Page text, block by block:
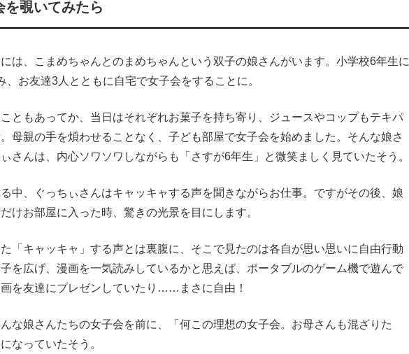
を覗いてみたら
は、こまめちゃんとのまめちゃんという双子の娘さんがいます。小学校6年生に
、お友達3人とともに自宅で女子会をすることに。
ともあってか、当日はそれぞれお菓子を持ち寄り、ジュースやコップもテキパ
母親の手を煩わせることなく、子ども部屋で女子会を始めました。そんな娘さ
さんは、内心ソワソワしながらも「さすが6年生」と微笑ましく見ていたそう。
中、ぐっちぃさんはキャッキャする声を聞きながらお仕事。ですがその後、娘
けお部屋に入った時、驚きの光景を目にします。
「キャッキャ」する声とは裏腹に、そこで見たのは各自が思い思いに自由行動
を広げ、漫画を一気読みしているかと思えば、ポータブルのゲーム機で遊んで
を友達にプレゼンしていたり……まさに自由！
な娘さんたちの女子会を前に、「何この理想の女子会。お母さんも混ざりた
なっていたそう。